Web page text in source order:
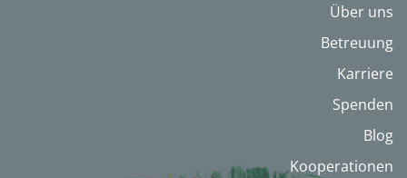
Über uns
Betreuung
Karriere
Spenden
Blog
Kooperationen